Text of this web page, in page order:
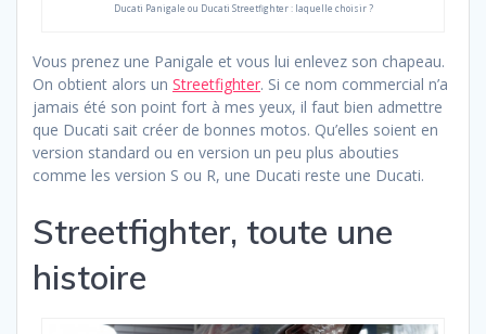
Ducati Panigale ou Ducati Streetfighter : laquelle choisir ?
Vous prenez une Panigale et vous lui enlevez son chapeau.
On obtient alors un Streetfighter. Si ce nom commercial n’a
jamais été son point fort à mes yeux, il faut bien admettre
que Ducati sait créer de bonnes motos. Qu’elles soient en
version standard ou en version un peu plus abouties
comme les version S ou R, une Ducati reste une Ducati.
Streetfighter, toute une
histoire